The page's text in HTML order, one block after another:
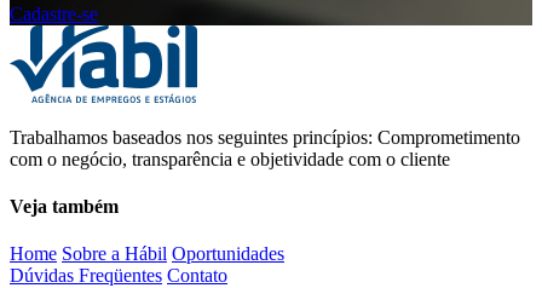
Cadastre-se
Trabalhamos baseados nos seguintes princípios: Comprometimento
com o negócio, transparência e objetividade com o cliente
Veja também
Home Sobre a Hábil Oportunidades
Dúvidas Freqüentes Contato